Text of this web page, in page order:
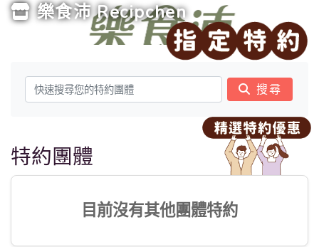
樂食沛 Recipchen
搜尋
特約團體
目前沒有其他團體特約